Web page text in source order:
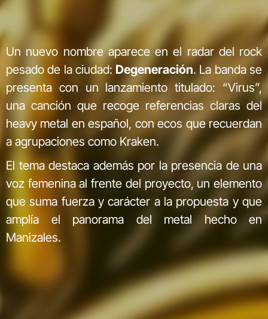
Un nuevo nombre aparece en el radar del rock
pesado de la ciudad: Degeneración. La banda se
presenta con un lanzamiento titulado: “Virus”,
una canción que recoge referencias claras del
heavy metal en español, con ecos que recuerdan
a agrupaciones como Kraken.
El tema destaca además por la presencia de una
voz femenina al frente del proyecto, un elemento
que suma fuerza y carácter a la propuesta y que
amplía el panorama del metal hecho en
Manizales.